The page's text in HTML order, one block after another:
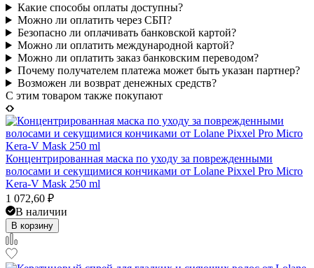
Какие способы оплаты доступны?
Можно ли оплатить через СБП?
Безопасно ли оплачивать банковской картой?
Можно ли оплатить международной картой?
Можно ли оплатить заказ банковским переводом?
Почему получателем платежа может быть указан партнер?
Возможен ли возврат денежных средств?
C этим товаром также покупают
Концентрированная маска по уходу за поврежденными
волосами и секущимися кончиками от Lolane Pixxel Pro Micro
Kera-V Mask 250 ml
1 072,60 ₽
В наличии
В корзину